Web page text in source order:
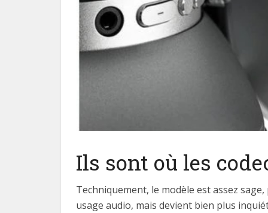
Ils sont où les
Techniquement, le modèle est assez
usage audio, mais devient bien plus